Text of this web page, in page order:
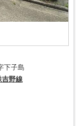
下子島
吉野線